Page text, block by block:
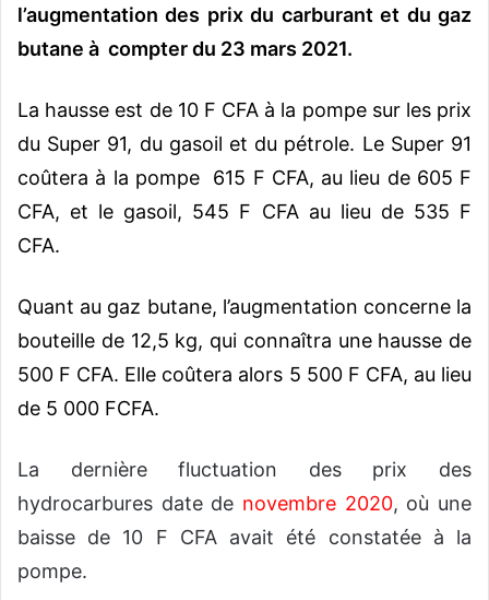
l
l’augmentation des prix du carburant et du gaz
butane à compter du 23 mars 2021.
La hausse est de 10 F CFA à la pompe sur les prix
du Super 91, du gasoil et du pétrole. Le Super 91
coûtera à la pompe 615 F CFA, au lieu de 605 F
CFA, et le gasoil, 545 F CFA au lieu de 535 F
CFA.
Quant au gaz butane, l’augmentation concerne la
bouteille de 12,5 kg, qui connaîtra une hausse de
500 F CFA. Elle coûtera alors 5 500 F CFA, au lieu
de 5 000 FCFA.
La dernière fluctuation des prix des
hydrocarbures date de novembre 2020, où une
baisse de 10 F CFA avait été constatée à la
pompe.